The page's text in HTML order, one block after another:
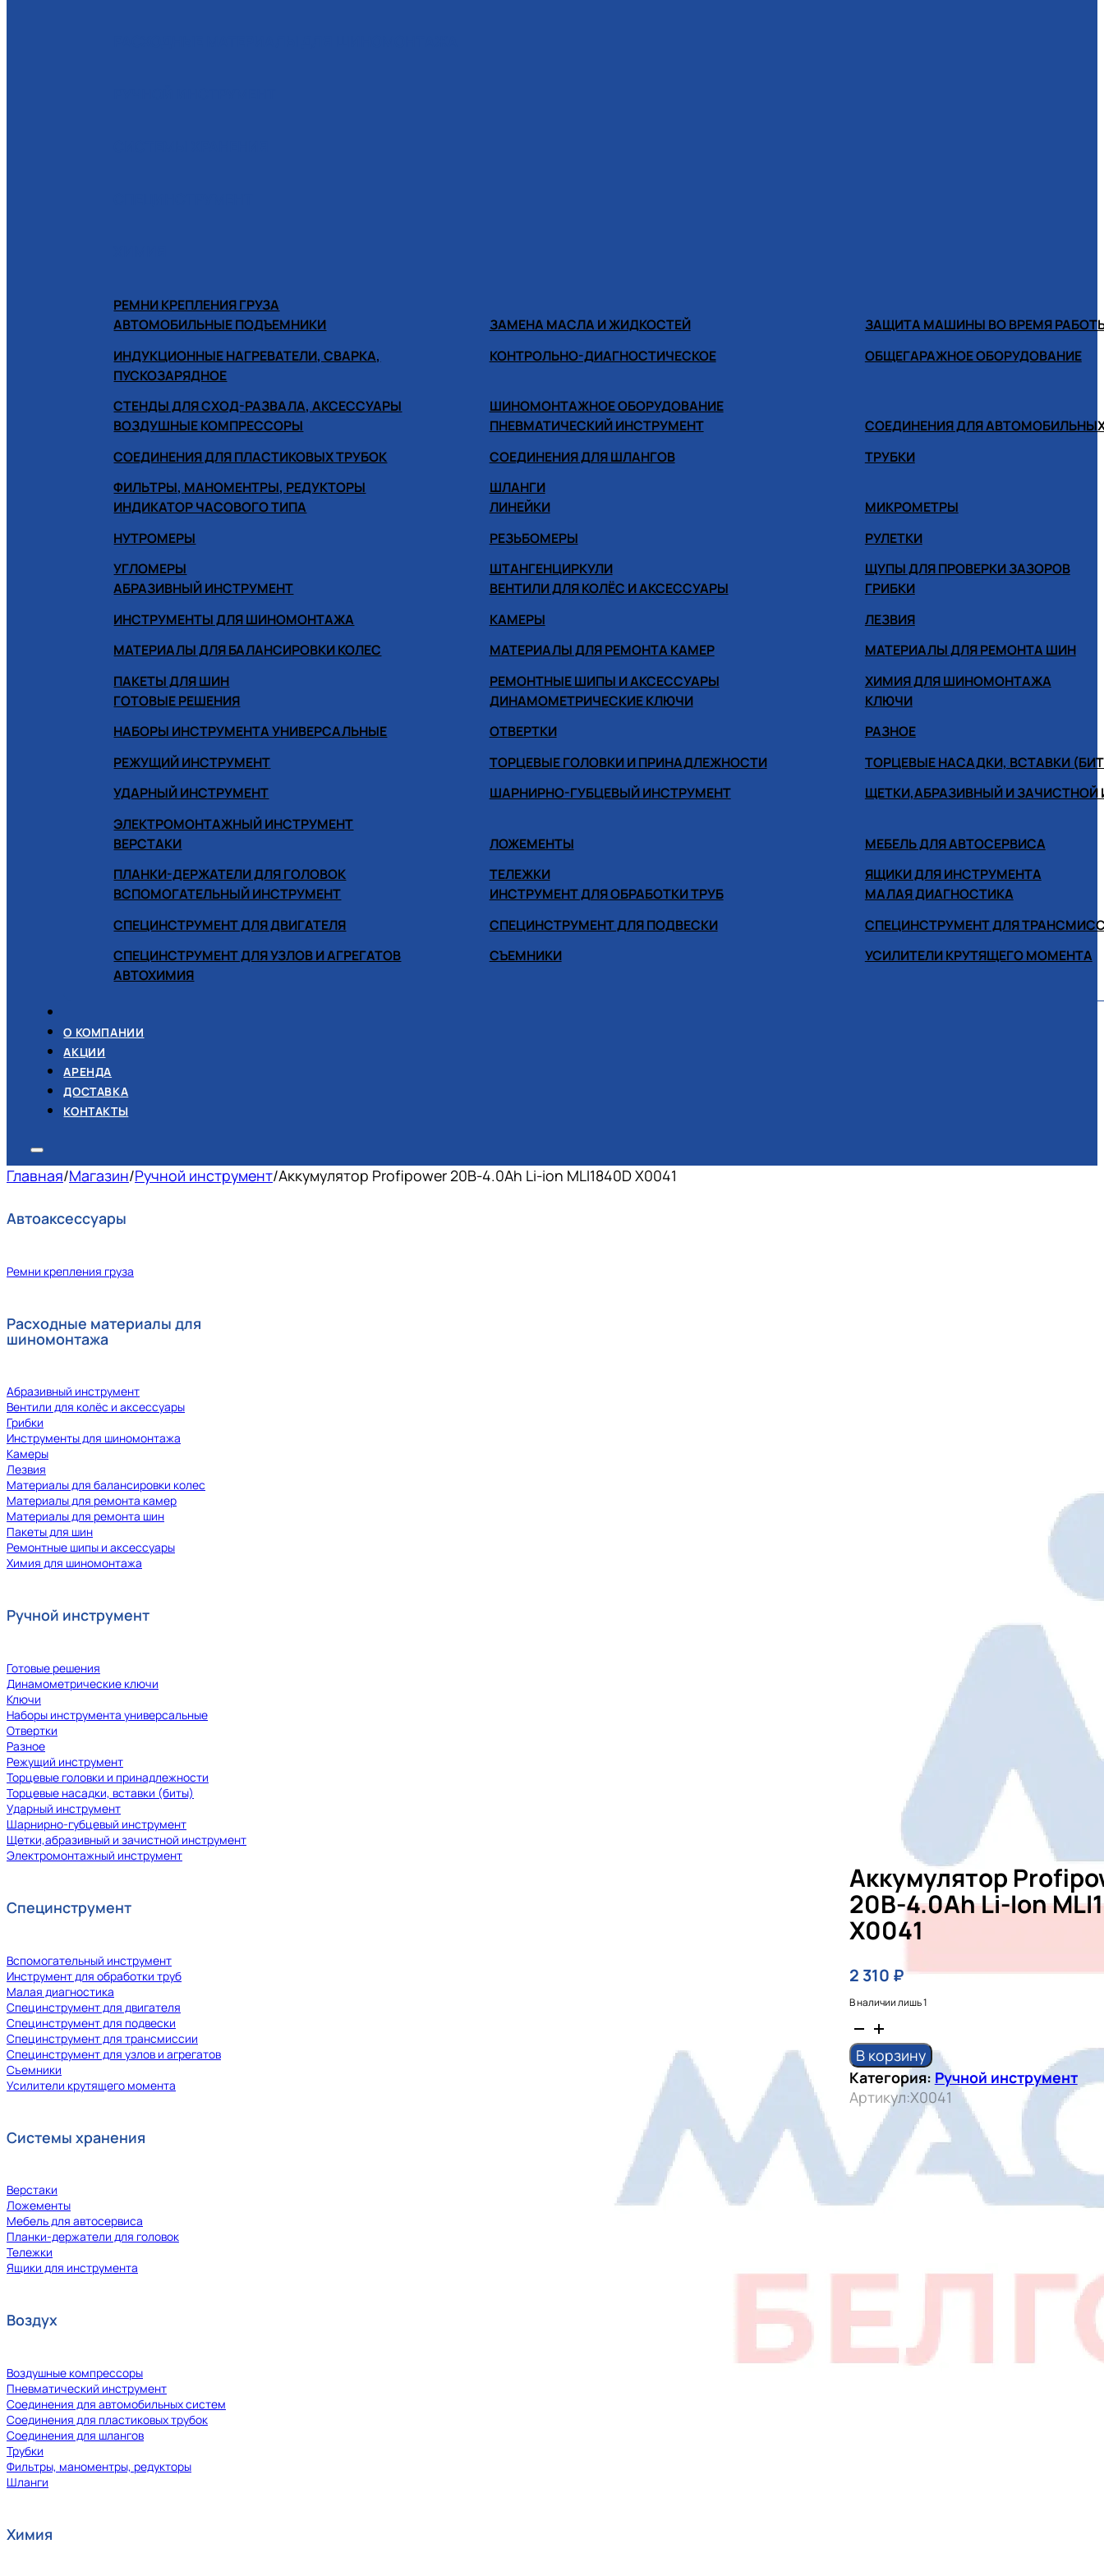
РЕМНИ КРЕПЛЕНИЯ ГРУЗА
АВТОМОБИЛЬНЫЕ ПОДЪЕМНИКИ
ЗАМЕНА МАСЛА И ЖИДКОСТЕЙ
ЗАЩИТА МАШИНЫ ВО ВРЕМЯ
ИНДУКЦИОННЫЕ НАГРЕВАТЕЛИ, СВАРКА,
ПУСКОЗАРЯДНОЕ
КОНТРОЛЬНО-ДИАГНОСТИЧЕСКОЕ ОБЩЕГАРАЖНОЕ ОБОРУДОВАНИЕ
СТЕНДЫ ДЛЯ СХОД-РАЗВАЛА, АКСЕССУАРЫ
ШИНОМОНТАЖНОЕ ОБОРУДОВАНИЕ
ВОЗДУШНЫЕ КОМПРЕССОРЫ
ПНЕВМАТИЧЕСКИЙ ИНСТРУМЕНТ
СОЕДИНЕНИЯ ДЛЯ
СОЕДИНЕНИЯ ДЛЯ ПЛАСТИКОВЫХ ТРУБОК
СОЕДИНЕНИЯ ДЛЯ ШЛАНГОВ
ТРУБКИ
ФИЛЬТРЫ, МАНОМЕНТРЫ, РЕДУКТОРЫ
ШЛАНГИ
ИНДИКАТОР ЧАСОВОГО ТИПА
ЛИНЕЙКИ
МИКРОМЕТРЫ
НУТРОМЕРЫ
РЕЗЬБОМЕРЫ
РУЛЕТКИ
УГЛОМЕРЫ
ШТАНГЕНЦИРКУЛИ
ЩУПЫ ДЛЯ ПРОВЕРКИ ЗАЗОРОВ
АБРАЗИВНЫЙ ИНСТРУМЕНТ
ВЕНТИЛИ ДЛЯ КОЛЁС И АКСЕССУАРЫ
ГРИБКИ
ИНСТРУМЕНТЫ ДЛЯ ШИНОМОНТАЖА
КАМЕРЫ
ЛЕЗВИЯ
МАТЕРИАЛЫ ДЛЯ БАЛАНСИРОВКИ КОЛЕС
МАТЕРИАЛЫ ДЛЯ РЕМОНТА КАМЕР
МАТЕРИАЛЫ ДЛЯ РЕМОНТА ШИН
ПАКЕТЫ ДЛЯ ШИН
РЕМОНТНЫЕ ШИПЫ И АКСЕССУАРЫ
ХИМИЯ ДЛЯ ШИНОМОНТАЖА
ГОТОВЫЕ РЕШЕНИЯ
ДИНАМОМЕТРИЧЕСКИЕ КЛЮЧИ
КЛЮЧИ
НАБОРЫ ИНСТРУМЕНТА УНИВЕРСАЛЬНЫЕ
ОТВЕРТКИ
РАЗНОЕ
РЕЖУЩИЙ ИНСТРУМЕНТ
ТОРЦЕВЫЕ ГОЛОВКИ И ПРИНАДЛЕЖНОСТИ
ТОРЦЕВЫЕ НАСАДКИ, ВСТАВКИ
УДАРНЫЙ ИНСТРУМЕНТ
ШАРНИРНО-ГУБЦЕВЫЙ ИНСТРУМЕНТ
ЩЕТКИ,АБРАЗИВНЫЙ И ЗАЧИСТНОЙ
ЭЛЕКТРОМОНТАЖНЫЙ ИНСТРУМЕНТ
ВЕРСТАКИ
ЛОЖЕМЕНТЫ
МЕБЕЛЬ ДЛЯ АВТОСЕРВИСА
ПЛАНКИ-ДЕРЖАТЕЛИ ДЛЯ ГОЛОВОК
ТЕЛЕЖКИ
ЯЩИКИ ДЛЯ ИНСТРУМЕНТА
ВСПОМОГАТЕЛЬНЫЙ ИНСТРУМЕНТ
ИНСТРУМЕНТ ДЛЯ ОБРАБОТКИ ТРУБ
МАЛАЯ ДИАГНОСТИКА
СПЕЦИНСТРУМЕНТ ДЛЯ ДВИГАТЕЛЯ
СПЕЦИНСТРУМЕНТ ДЛЯ ПОДВЕСКИ
СПЕЦИНСТРУМЕНТ ДЛЯ
СПЕЦИНСТРУМЕНТ ДЛЯ УЗЛОВ И АГРЕГАТОВ
СЪЕМНИКИ
УСИЛИТЕЛИ КРУТЯЩЕГО МОМЕНТА
АВТОХИМИЯ
О КОМПАНИИ
АКЦИИ
АРЕНДА
ДОСТАВКА
КОНТАКТЫ
Главная/Магазин/Ручной инструмент/Аккумулятор Profipower 20B-4.0Ah Li-ion MLI1840D X0041
Автоаксессуары
Ремни крепления груза
Расходные материалы для
шиномонтажа
Абразивный инструмент
Вентили для колёс и аксессуары
Грибки
Инструменты для шиномонтажа
Камеры
Лезвия
Материалы для балансировки колес
Материалы для ремонта камер
Материалы для ремонта шин
Пакеты для шин
Ремонтные шипы и аксессуары
Химия для шиномонтажа
Ручной инструмент
Готовые решения
Динамометрические ключи
Ключи
Наборы инструмента универсальные
Отвертки
Разное
Режущий инструмент
Торцевые головки и принадлежности
Торцевые насадки, вставки (биты)
Ударный инструмент
Шарнирно-губцевый инструмент
Щетки,абразивный и зачистной инструмент
Электромонтажный инструмент
Специнструмент
Вспомогательный инструмент
Инструмент для обработки труб
Малая диагностика
Специнструмент для двигателя
Специнструмент для подвески
Специнструмент для трансмиссии
Специнструмент для узлов и агрегатов
Съемники
Усилители крутящего момента
Системы хранения
Верстаки
Ложементы
Мебель для автосервиса
Планки-держатели для головок
Тележки
Ящики для инструмента
Воздух
Воздушные компрессоры
Пневматический инструмент
Соединения для автомобильных систем
Соединения для пластиковых трубок
Соединения для шлангов
Трубки
Фильтры, маноментры, редукторы
Шланги
Химия
Аккумулятор
20B-4.0Ah Li-Ion
X0041
2 310 ₽
В наличии лишь 1
Количество
товара
Аккумулятор
Profipower
20B-
4.0Ah
ion
MLI1840D
X0041
В корзину
Категория: Ручной инструмент
Артикул:X0041